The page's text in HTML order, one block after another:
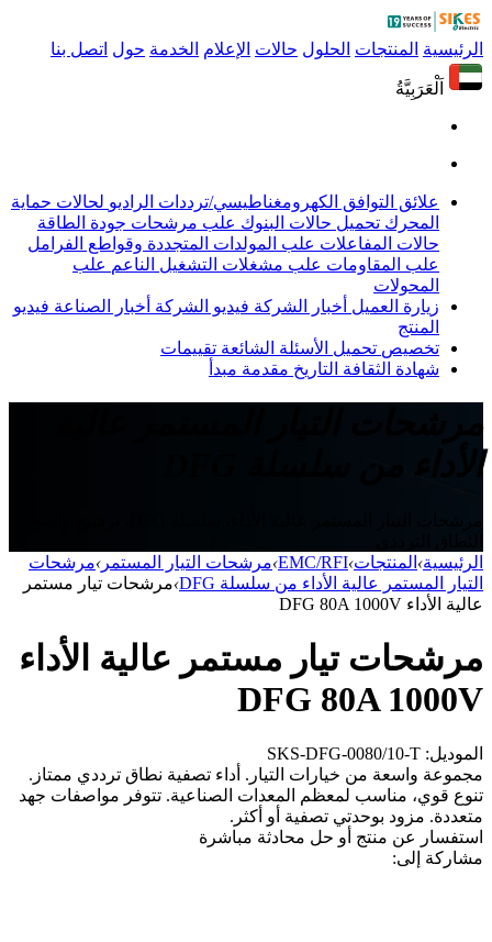
الرئيسية المنتجات الحلول حالات الإعلام الخدمة حول اتصل بنا
اَلْعَرَبِيَّةُ
علائق التوافق الكهرومغناطيسي/ترددات الراديو لحالات حماية
المحرك تحميل حالات البنوك علب مرشحات جودة الطاقة
حالات المفاعلات علب المولدات المتجددة وقواطع الفرامل
علب المقاومات علب مشغلات التشغيل الناعم علب
المحولات
زيارة العميل أخبار الشركة فيديو الشركة أخبار الصناعة فيديو
المنتج
تخصيص تحميل الأسئلة الشائعة تقييمات
شهادة الثقافة التاريخ مقدمة مبدأ
الرئيسية› المنتجات›
EMC/RFI
›مرشحات التيار المستمر ›مرشحات
التيار المستمر عالية الأداء من سلسلة DFG
›مرشحات تيار مستمر
عالية الأداء DFG 80A 1000V
مرشحات تيار مستمر عالية الأداء
DFG 80A 1000V
الموديل: SKS-DFG-0080/10-T
مجموعة واسعة من خيارات التيار. أداء تصفية نطاق ترددي ممتاز.
تنوع قوي، مناسب لمعظم المعدات الصناعية. تتوفر مواصفات جهد
متعددة. مزود بوحدتي تصفية أو أكثر.
استفسار عن منتج أو حل محادثة مباشرة
مشاركة إلى: